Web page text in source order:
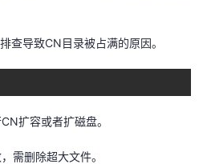
查导致CN目录被占满的原因。
CN扩容或者扩磁盘。
需删除超大文件。